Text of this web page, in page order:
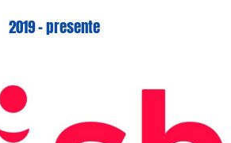
2019 – presente